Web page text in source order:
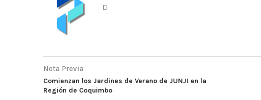
Nota Previa
Comienzan los Jardines de Verano de JUNJI en la
Región de Coquimbo